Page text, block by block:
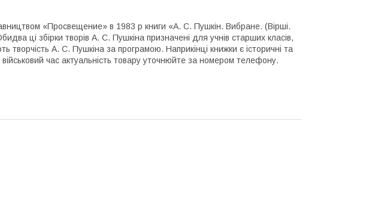
«Просвещение» в 1983 р книги «А. С. Пушкін. Вибране. (Вірші.
ці збірки творів А. С. Пушкіна призначені для учнів старших класів,
творчість А. С. Пушкіна за програмою. Наприкінці книжки є історичні та
військовий час актуальність товару уточнюйте за номером телефону.